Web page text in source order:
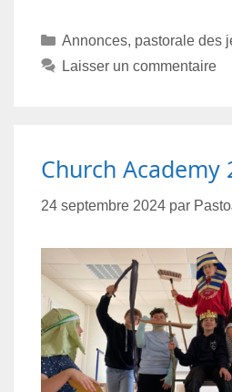
Annonces, pastorale des
Laisser un commentaire
Church Academy
24 septembre 2024 par